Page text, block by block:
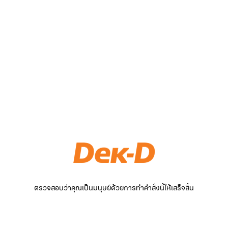
ตรวจสอบว่าคุณเป็นมนุษย์ด้วยการทำคำสั่งนี้ให้เสร็จสิ้น